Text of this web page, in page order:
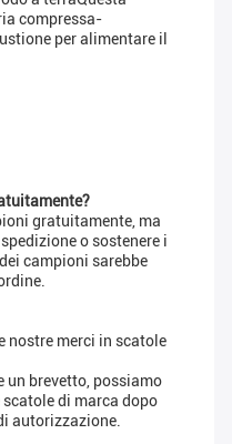
compressa-
per alimentare il
gratuitamente, ma
o sostenere i
campioni sarebbe
nostre merci in scatole
un brevetto, possiamo
di marca dopo
autorizzazione.